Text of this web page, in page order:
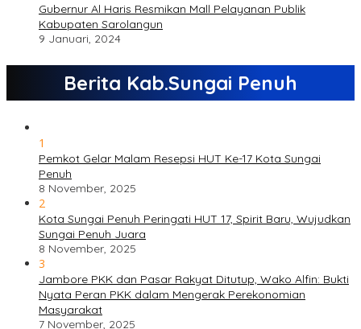
Gubernur Al Haris Resmikan Mall Pelayanan Publik
Kabupaten Sarolangun
9 Januari, 2024
Berita Kab.Sungai Penuh
1
Pemkot Gelar Malam Resepsi HUT Ke-17 Kota Sungai
Penuh
8 November, 2025
2
Kota Sungai Penuh Peringati HUT 17, Spirit Baru, Wujudkan
Sungai Penuh Juara
8 November, 2025
3
Jambore PKK dan Pasar Rakyat Ditutup, Wako Alfin: Bukti
Nyata Peran PKK dalam Mengerak Perekonomian
Masyarakat
7 November, 2025